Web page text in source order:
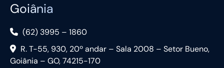
Goiânia
(62) 3995 – 1860
R. T-55, 930, 20º andar – Sala 2008 – Setor Bueno,
Goiânia – GO, 74215-170